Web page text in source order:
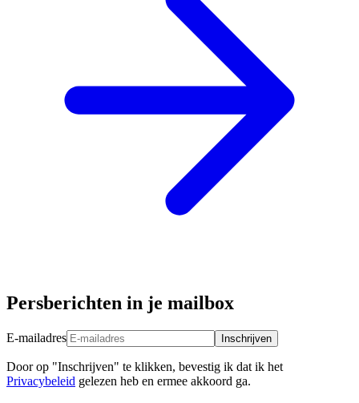
Persberichten in je mailbox
E-mailadres Inschrijven
Door op "Inschrijven" te klikken, bevestig ik dat ik het
Privacybeleid gelezen heb en ermee akkoord ga.